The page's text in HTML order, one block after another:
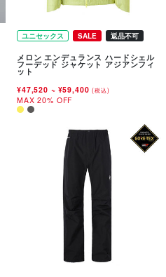
ユニセックス SALE 返品不可
メロン エンデュランス ハードシェル
フーデッド ジャケット アジアンフィ
ット
¥47,520 ~ ¥59,400(税込)
MAX 20% OFF